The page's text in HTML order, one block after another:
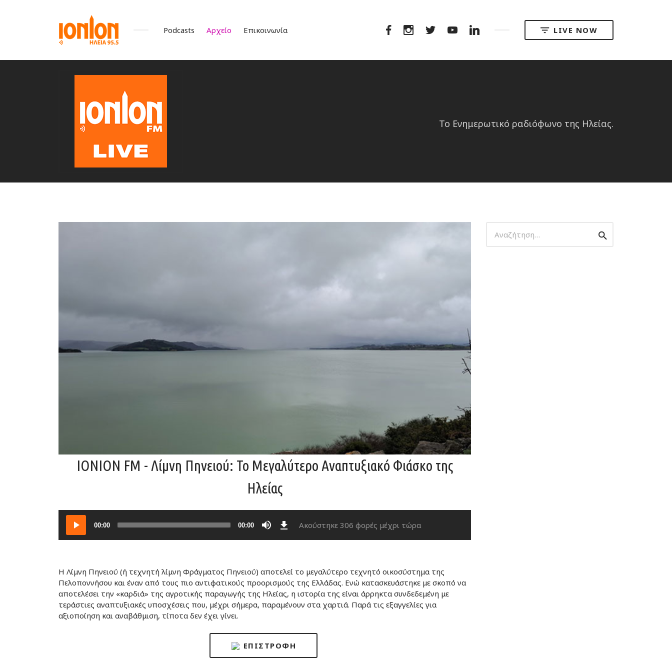
Podcasts Αρχείο Επικοινωνία FacebookInstagram
TwitterYouTube LIVE NOW
Το Ενημερωτικό ραδιόφωνο της Ηλείας.
IONION FM - Λίμνη Πηνειού: Το Μεγαλύτερο Αναπτυξιακό Φιάσκο της
Ηλείας
Audio
Player
00:00 00:00 Ακούστηκε 306 φορές μέχρι τώρα
Η Λίμνη Πηνειού (ή τεχνητή λίμνη Φράγματος Πηνειού) αποτελεί το μεγαλύτερο τεχνητό οικοσύστημα της
Πελοποννήσου και έναν από τους πιο αντιφατικούς προορισμούς της Ελλάδας. Ενώ κατασκευάστηκε με σκοπό να
αποτελέσει την «καρδιά» της αγροτικής παραγωγής της Ηλείας, η ιστορία της είναι άρρηκτα συνδεδεμένη με
τεράστιες αναπτυξιακές υποσχέσεις που, μέχρι σήμερα, παραμένουν στα χαρτιά. Παρά τις εξαγγελίες για
αξιοποίηση και αναβάθμιση, τίποτα δεν έχει γίνει.
ΕΠΙΣΤΡΟΦΉ
για:
Αναζήτηση